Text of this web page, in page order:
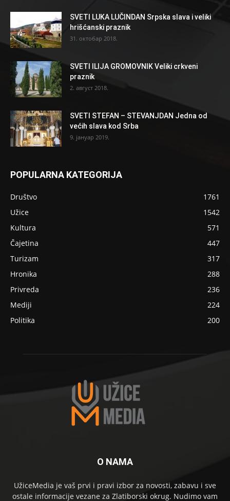
SVETI LUKA LUČINDAN Srpska slava i veliki
hrišćanski praznik
31. октобар 2018.
SVETI ILIJA GROMOVNIK Veliki crkveni
praznik
2. август 2018.
SVETI STEFAN – STEVANJDAN Jedna od
većih slava kod Srba
9. јануар 2019.
POPULARNA KATEGORIJA
Društvo
1761
Užice
1542
Kultura
571
Čajetina
447
Turizam
317
Hronika
288
Privreda
236
Mediji
224
Politika
200
O NAMA
UžiceMedia je vaš prvi i pravi izbor za novosti, zabavu i sve
ostale informacije vezane za Zlatiborski okrug. Nudimo vam